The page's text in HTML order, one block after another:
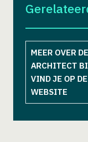
MEER OVER
ARCHITECT
VIND JE OP
WEBSITE